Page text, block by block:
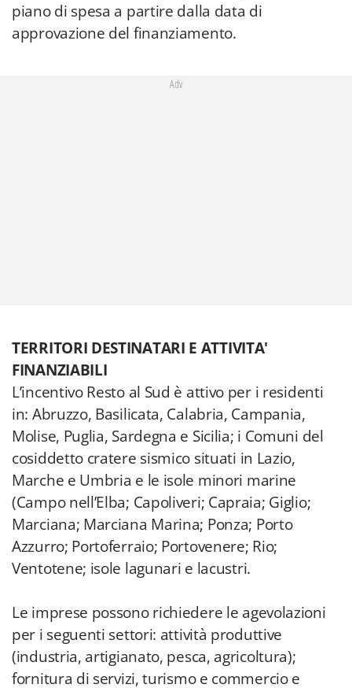
piano di spesa a partire dalla data di
approvazione del finanziamento.
Adv
TERRITORI DESTINATARI E ATTIVITA'
FINANZIABILI
L’incentivo Resto al Sud è attivo per i residenti
in: Abruzzo, Basilicata, Calabria, Campania,
Molise, Puglia, Sardegna e Sicilia; i Comuni del
cosiddetto cratere sismico situati in Lazio,
Marche e Umbria e le isole minori marine
(Campo nell’Elba; Capoliveri; Capraia; Giglio;
Marciana; Marciana Marina; Ponza; Porto
Azzurro; Portoferraio; Portovenere; Rio;
Ventotene; isole lagunari e lacustri.
Le imprese possono richiedere le agevolazioni
per i seguenti settori: attività produttive
(industria, artigianato, pesca, agricoltura);
fornitura di servizi, turismo e commercio e